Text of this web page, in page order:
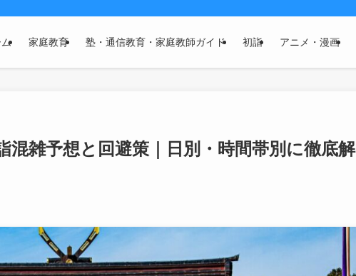
家庭教育 塾・通信教育・家庭教師ガイド 初詣 アニメ・漫画
混雑予想と回避策｜日別・時間帯別に徹底解